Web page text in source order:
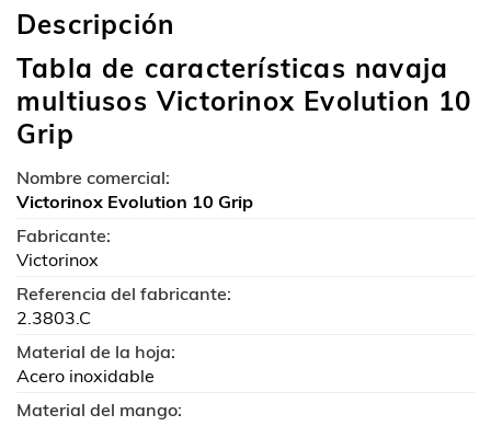
Descripción
Tabla de características navaja
multiusos Victorinox Evolution 10
Grip
Nombre comercial:
Victorinox Evolution 10 Grip
Fabricante:
Victorinox
Referencia del fabricante:
2.3803.C
Material de la hoja:
Acero inoxidable
Material del mango: